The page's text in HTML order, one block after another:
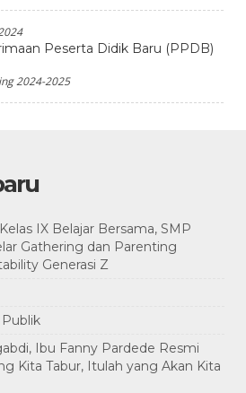
Peserta Didik Baru (PPDB)
2024-2025
IX Belajar Bersama, SMP
Gathering dan Parenting
Generasi Z
Ibu Fanny Pardede Resmi
Kita Tabur, Itulah yang Akan Kita